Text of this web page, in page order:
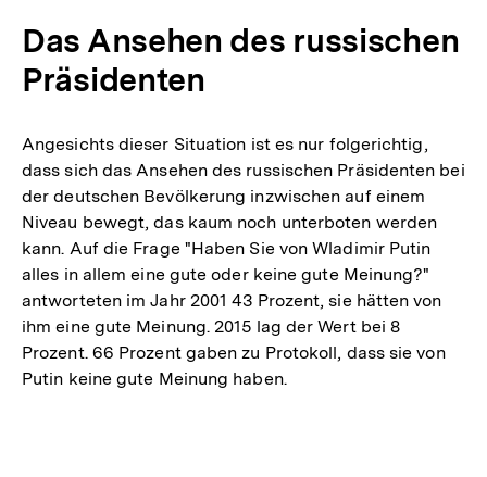
Das Ansehen des russischen
Präsidenten
Angesichts dieser Situation ist es nur folgerichtig,
dass sich das Ansehen des russischen Präsidenten bei
der deutschen Bevölkerung inzwischen auf einem
Niveau bewegt, das kaum noch unterboten werden
kann. Auf die Frage "Haben Sie von Wladimir Putin
alles in allem eine gute oder keine gute Meinung?"
antworteten im Jahr 2001 43 Prozent, sie hätten von
ihm eine gute Meinung. 2015 lag der Wert bei 8
Prozent. 66 Prozent gaben zu Protokoll, dass sie von
Putin keine gute Meinung haben.